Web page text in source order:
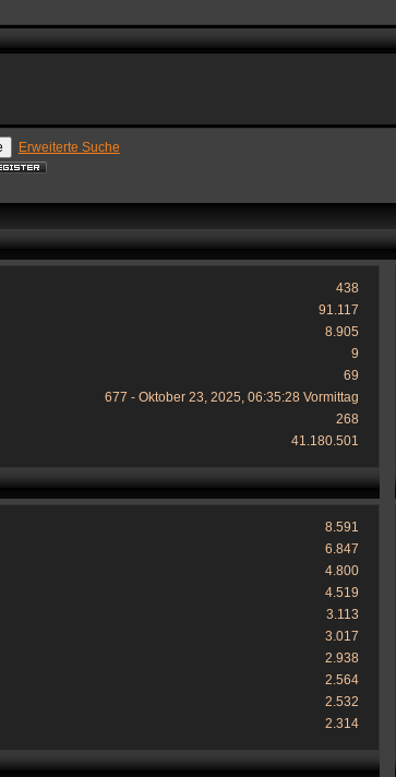
Erweiterte Suche
438
91.117
8.905
9
69
677 - Oktober 23, 2025, 06:35:28 Vormittag
268
41.180.501
8.591
6.847
4.800
4.519
3.113
3.017
2.938
2.564
2.532
2.314